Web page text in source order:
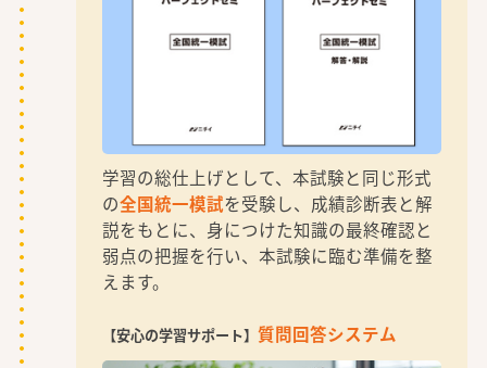
学習の総仕上げとして、本試験と同じ形式
の全国統一模試を受験し、成績診断表と解
説をもとに、身につけた知識の最終確認と
弱点の把握を行い、本試験に臨む準備を整
えます。
【安心の学習サポート】質問回答システム